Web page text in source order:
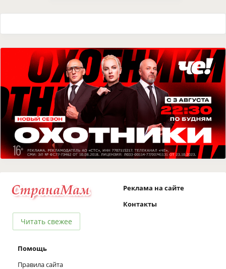
Читать свежее
Реклама на сайте
Контакты
Помощь
Правила сайта